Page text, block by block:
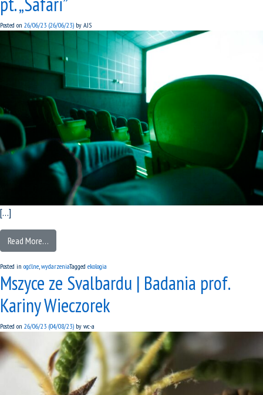
Posted on 26/06/23 (26/06/23) by AJS
[…]
Read More…
Posted in ogólne,wydarzeniaTagged ekologia
Mszyce ze Svalbardu | Badania prof.
Kariny Wieczorek
Posted on 26/06/23 (04/08/23) by wc-a